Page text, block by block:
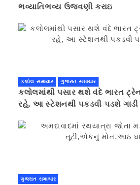
ભવ્યાતિભવ્ય ઉજવણી કરાઇ
કલોલ સમાચાર ગુજરાત સમાચાર
કલોલમાંથી પસાર થશે વંદે ભારત
રહે, આ સ્ટેશનથી પકડવી પડશે ગાડી
ગુજરાત સમાચાર